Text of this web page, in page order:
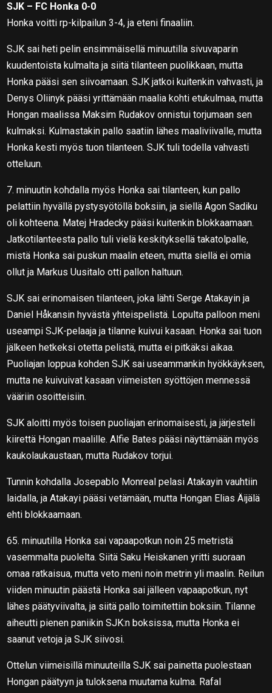
SJK – FC Honka 0-0
Honka voitti rp-kilpailun 3-4, ja eteni finaaliin.
SJK sai heti pelin ensimmäisellä minuutilla sivuvaparin
kuudentoista kulmalta ja siitä tilanteen puolikkaan, mutta
Honka pääsi sen siivoamaan. SJK jatkoi kuitenkin vahvasti, ja
Denys Oliinyk pääsi yrittämään maalia kohti etukulmaa, mutta
Hongan maalissa Maksim Rudakov onnistui torjumaan sen
kulmaksi. Kulmastakin pallo saatiin lähes maaliviivalle, mutta
Honka kesti myös tuon tilanteen. SJK tuli todella vahvasti
otteluun.
7. minuutin kohdalla myös Honka sai tilanteen, kun pallo
pelattiin hyvällä pystysyötöllä boksiin, ja siellä Agon Sadiku
oli kohteena. Matej Hradecky pääsi kuitenkin blokkaamaan.
Jatkotilanteesta pallo tuli vielä keskityksellä takatolpalle,
mistä Honka sai puskun maalin eteen, mutta siellä ei omia
ollut ja Markus Uusitalo otti pallon haltuun.
SJK sai erinomaisen tilanteen, joka lähti Serge Atakayin ja
Daniel Håkansin hyvästä yhteispelistä. Lopulta palloon meni
useampi SJK-pelaaja ja tilanne kuivui kasaan. Honka sai tuon
jälkeen hetkeksi otetta pelistä, mutta ei pitkäksi aikaa.
Puoliajan loppua kohden SJK sai useammankin hyökkäyksen,
mutta ne kuivuivat kasaan viimeisten syöttöjen mennessä
vääriin osoitteisiin.
SJK aloitti myös toisen puoliajan erinomaisesti, ja järjesteli
kiirettä Hongan maalille. Alfie Bates pääsi näyttämään myös
kaukolaukaustaan, mutta Rudakov torjui.
Tunnin kohdalla Josepablo Monreal pelasi Atakayin vauhtiin
laidalla, ja Atakayi pääsi vetämään, mutta Hongan Elias Äijälä
ehti blokkaamaan.
65. minuutilla Honka sai vapaapotkun noin 25 metristä
vasemmalta puolelta. Siitä Saku Heiskanen yritti suoraan
omaa ratkaisua, mutta veto meni noin metrin yli maalin. Reilun
viiden minuutin päästä Honka sai jälleen vapaapotkun, nyt
lähes päätyviivalta, ja siitä pallo toimitettiin boksiin. Tilanne
aiheutti pienen paniikin SJK:n boksissa, mutta Honka ei
saanut vetoja ja SJK siivosi.
Ottelun viimeisillä minuuteilla SJK sai painetta puolestaan
Hongan päätyyn ja tuloksena muutama kulma. Rafal